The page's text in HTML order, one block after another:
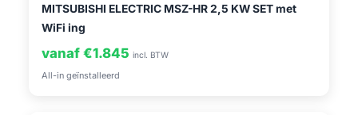
MITSUBISHI ELECTRIC MSZ-HR 2,5 KW SET met
WiFi ing
vanaf €1.845 incl. BTW
All-in geïnstalleerd